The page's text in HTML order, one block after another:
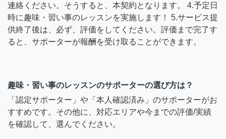
連絡ください。そうすると、本契約となります。 4.予定日
時に趣味・習い事のレッスンを実施します！ 5.サービス提
供終了後は、必ず、評価をしてください。評価まで完了す
ると、サポーターが報酬を受け取ることができます。
趣味・習い事のレッスンのサポーターの選び方は？
「認定サポーター」や「本人確認済み」のサポーターがお
すすめです。その他に、対応エリアや今までの評価/実績
を確認して、選んでください。